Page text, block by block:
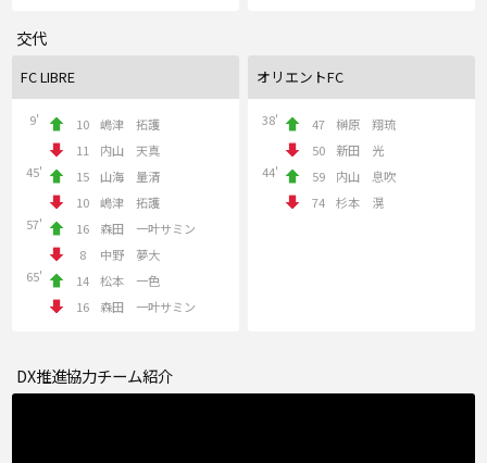
交代
FC LIBRE
9' 10
嶋津 拓護
11
内山 天真
45'
15
山海 量清
10
嶋津 拓護
57'
16
森田 一叶サミン
8
中野 夢大
65'
14
松本 一色
16
森田 一叶サミン
オリエントFC
38' 47
榊原 翔琉
50
新田 光
44'
59
内山 息吹
74
杉本 滉
DX推進協力チーム紹介